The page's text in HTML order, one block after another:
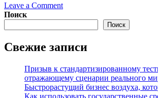
Leave a Commenton
Поиск
Поиск
Свежие записи
Призыв к стандартизированному
отражающему сценарии реального
Быстрорастущий бизнес воздуха,
Как использовать государственные